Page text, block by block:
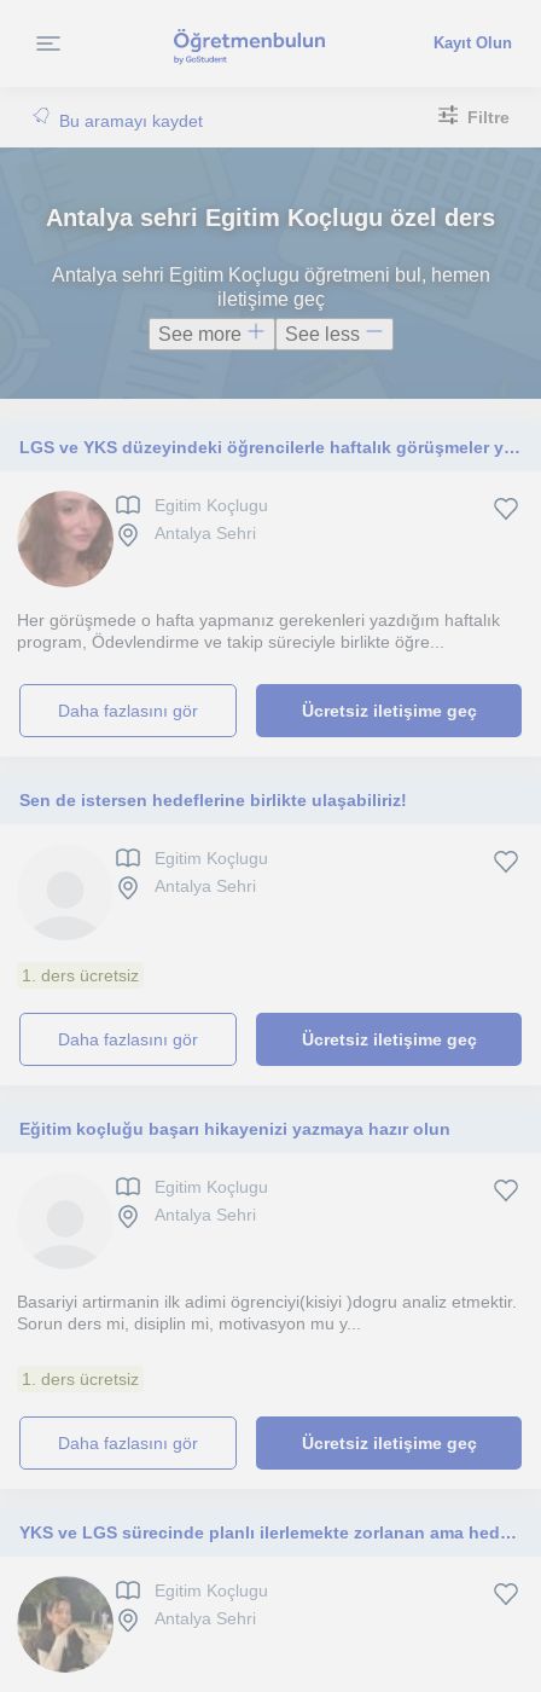
Kayıt Olun
Bu aramayı kaydet Filtre
Antalya sehri Egitim Koçlugu özel ders
Antalya sehri Egitim Koçlugu öğretmeni bul, hemen
iletişime geç
See more
See less
LGS ve YKS düzeyindeki öğrencilerle haftalık görüşmeler yapıyorum. Bu görüşmelerde öğrencilerin akademik gelişimlerini sağlıyorum
Egitim Koçlugu
Antalya Sehri
Her görüşmede o hafta yapmanız gerekenleri yazdığım haftalık
program, Ödevlendirme ve takip süreciyle birlikte öğre...
daha fazlasını gör Ücretsiz iletişime geç
Sen de istersen hedeflerine birlikte ulaşabiliriz!
Egitim Koçlugu
Antalya Sehri
1. ders ücretsiz
daha fazlasını gör Ücretsiz iletişime geç
Eğitim koçluğu başarı hikayenizi yazmaya hazır olun
Egitim Koçlugu
Antalya Sehri
Basariyi artirmanin ilk adimi ögrenciyi(kisiyi )dogru analiz etmektir.
Sorun ders mi, disiplin mi, motivasyon mu y...
1. ders ücretsiz
daha fazlasını gör Ücretsiz iletişime geç
YKS ve LGS sürecinde planlı ilerlemekte zorlanan ama hedefleri olan öğrenciler için buradayım. Sözel alanda akılda kalıcı çalışma
Egitim Koçlugu
Antalya Sehri